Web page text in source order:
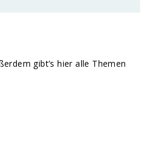
gibt’s hier alle Themen